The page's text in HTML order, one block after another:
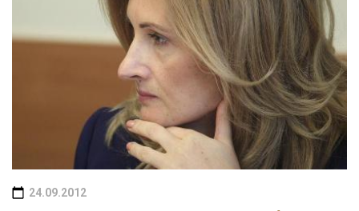
24.09.2012